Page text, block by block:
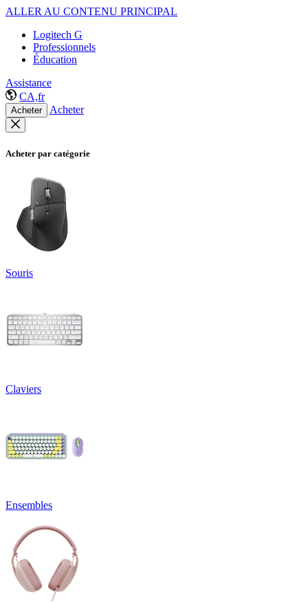
ALLER AU CONTENU PRINCIPAL
Logitech G
Professionnels
Éducation
Assistance
CA,fr
Acheter Acheter
Acheter par catégorie
Souris
Claviers
Ensembles